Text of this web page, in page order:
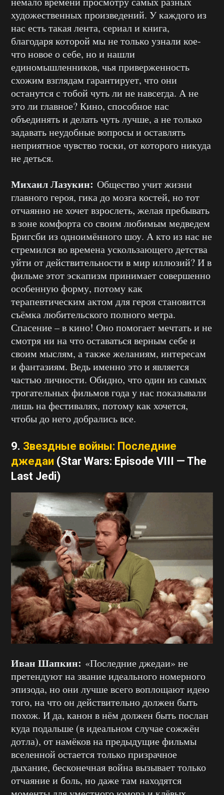
художественных произведений. У каждого из
нас есть такая лента, сериал и книга,
благодаря которой мы не только узнали кое-
что новое о себе, но и нашли
единомышленников, чья приверженность
схожим взглядам гарантирует, что они
останутся с тобой чуть ли не навсегда. А не
это ли главное? Кино, способное нас
объединять и делать чуть лучше, а не только
задавать неудобные вопросы и оставлять
неприятное чувство тоски, от которого никуда
не деться.
Михаил Лазукин: Общество учит жизни
главного героя, гика до мозга костей, но тот
отчаянно не хочет взрослеть, желая пребывать
в зоне комфорта со своим любимым медведем
Бригсби из одноимённого шоу. А кто из нас не
стремился во времена ускользающего детства
уйти от действительности в мир иллюзий? И в
фильме этот эскапизм принимает совершенно
особенную форму, потому как
терапевтическим актом для героя становится
съёмка любительского полного метра.
Спасение – в кино! Оно помогает мечтать и не
смотря ни на что оставаться верным себе и
своим мыслям, а также желаниям, интересам
и фантазиям. Ведь именно это и является
частью личности. Обидно, что один из самых
трогательных фильмов года у нас показывали
лишь на фестивалях, потому как хочется,
чтобы до него добрались все.
9. Звездные войны: Последние
джедаи (Star Wars: Episode VIII — The
Last Jedi)
Иван Шапкин: «Последние джедаи» не
претендуют на звание идеального номерного
эпизода, но они лучше всего воплощают идею
того, на что он действительно должен быть
похож. И да, канон в нём должен быть послан
куда подальше (в идеальном случае сожжён
дотла), от намёков на предыдущие фильмы
вселенной остается только призрачное
дыхание, бесконечная война вызывает только
отчаяние и боль, но даже там находятся